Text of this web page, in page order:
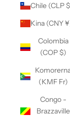
Chile (CLP
Kina (CNY
Colombia
(COP $)
(KMF Fr)
Congo -
Brazzaville